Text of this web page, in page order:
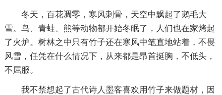
冬天，百花凋零，寒风刺骨，天空中飘起了鹅毛大
雪。鸟、青蛙、熊等动物都开始冬眠了，人们也在家烤起
了火炉。树林之中只有竹子还在寒风中笔直地站着，不畏
风雪，任凭在什么情况下，从来都是昂首挺胸，不低头，
不屈服。
我不禁想起了古代诗人墨客喜欢用竹子来做题材，因